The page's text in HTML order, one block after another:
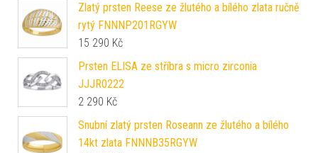
Zlatý prsten Reese ze žlutého a bílého zlata ručně
rytý FNNNP201RGYW
15 290 Kč
Prsten ELISA ze stříbra s micro zirconia
JJJR0222
2 290 Kč
Snubní zlatý prsten Roseann ze žlutého a bílého
14kt zlata FNNNB35RGYW